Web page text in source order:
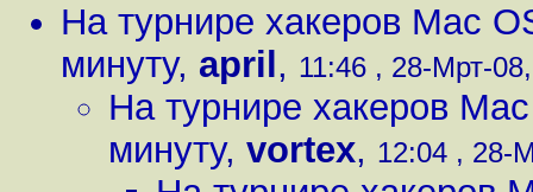
На турнире хакеров Mac
минуту, april , 11:46 , 28-Мрт-
На турнире хакеров
минуту, vortex, 12:04 , 28-